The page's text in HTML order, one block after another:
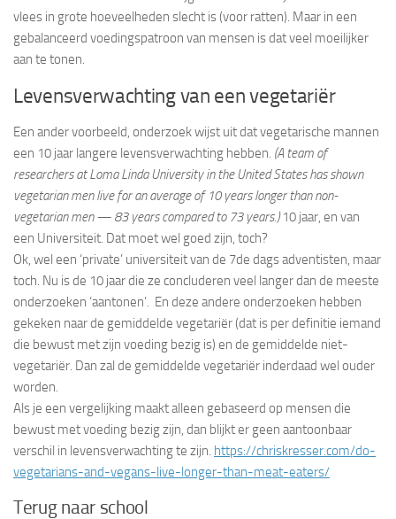
vlees in grote hoeveelheden slecht is (voor ratten). Maar in een
gebalanceerd voedingspatroon van mensen is dat veel moeilijker
aan te tonen.
Levensverwachting van een vegetariër
Een ander voorbeeld, onderzoek wijst uit dat vegetarische mannen
een 10 jaar langere levensverwachting hebben. (A team of
researchers at Loma Linda University in the United States has shown
vegetarian men live for an average of 10 years longer than non-
vegetarian men — 83 years compared to 73 years.)10 jaar, en van
een Universiteit. Dat moet wel goed zijn, toch?
Ok, wel een ‘private’ universiteit van de 7de dags adventisten, maar
toch. Nu is de 10 jaar die ze concluderen veel langer dan de meeste
onderzoeken ‘aantonen’. En deze andere onderzoeken hebben
gekeken naar de gemiddelde vegetariër (dat is per definitie iemand
die bewust met zijn voeding bezig is) en de gemiddelde niet-
vegetariër. Dan zal de gemiddelde vegetariër inderdaad wel ouder
worden.
Als je een vergelijking maakt alleen gebaseerd op mensen die
bewust met voeding bezig zijn, dan blijkt er geen aantoonbaar
verschil in levensverwachting te zijn. https://chriskresser.com/do-
vegetarians-and-vegans-live-longer-than-meat-eaters/
Terug naar school